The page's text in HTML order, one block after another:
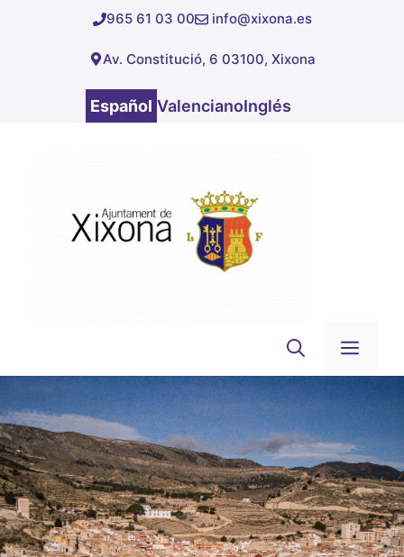
965 61 03 00 info@xixona.es
Av. Constitució, 6 03100, Xixona
Español ValencianoInglés